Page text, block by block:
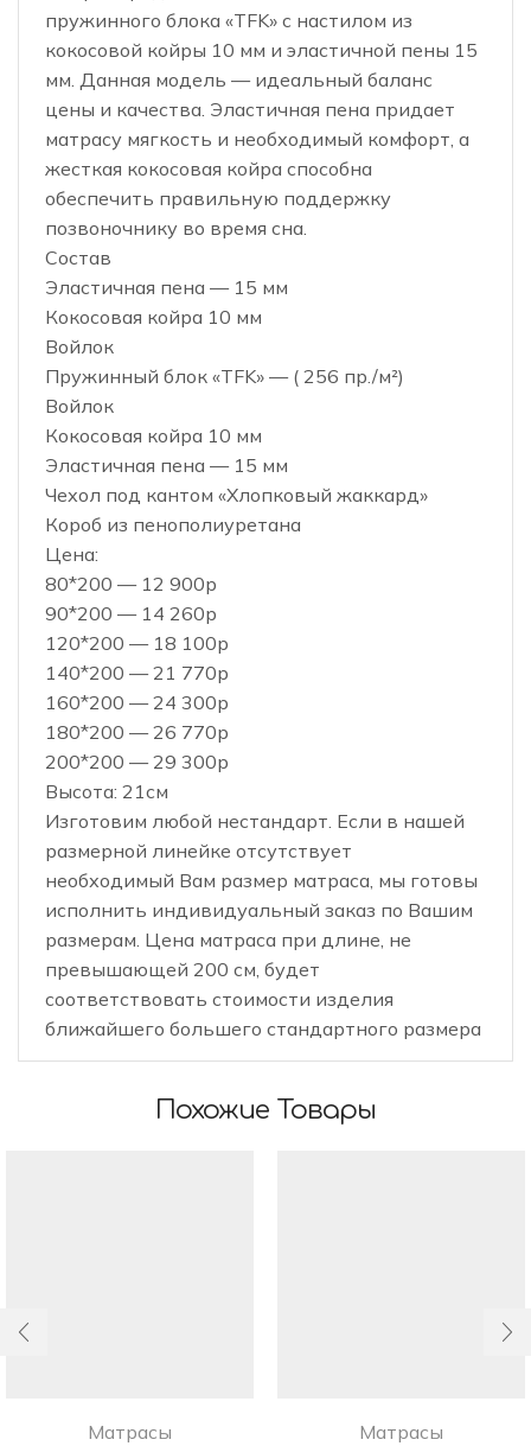
пружинного блока «TFK» с настилом из
кокосовой койры 10 мм и эластичной пены 15
мм. Данная модель — идеальный баланс
цены и качества. Эластичная пена придает
матрасу мягкость и необходимый комфорт, а
жесткая кокосовая койра способна
обеспечить правильную поддержку
позвоночнику во время сна.
Состав
Эластичная пена — 15 мм
Кокосовая койра 10 мм
Войлок
Пружинный блок «TFK» — ( 256 пр./м²)
Войлок
Кокосовая койра 10 мм
Эластичная пена — 15 мм
Чехол под кантом «Хлопковый жаккард»
Короб из пенополиуретана
Цена:
80*200 — 12 900р
90*200 — 14 260р
120*200 — 18 100р
140*200 — 21 770р
160*200 — 24 300р
180*200 — 26 770р
200*200 — 29 300р
Высота: 21см
Изготовим любой нестандарт. Если в нашей
размерной линейке отсутствует
необходимый Вам размер матраса, мы готовы
исполнить индивидуальный заказ по Вашим
размерам. Цена матраса при длине, не
превышающей 200 см, будет
соответствовать стоимости изделия
ближайшего большего стандартного размера
Похожие Товары
Матрасы Матрасы